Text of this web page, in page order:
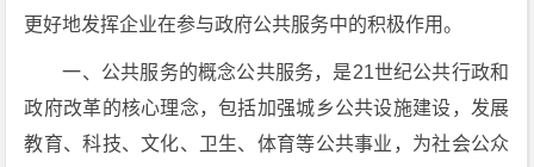
更好地发挥企业在参与政府公共服务中的积极作用。
一、公共服务的概念公共服务，是21世纪公共行政和
政府改革的核心理念，包括加强城乡公共设施建设，发展
教育、科技、文化、卫生、体育等公共事业，为社会公众